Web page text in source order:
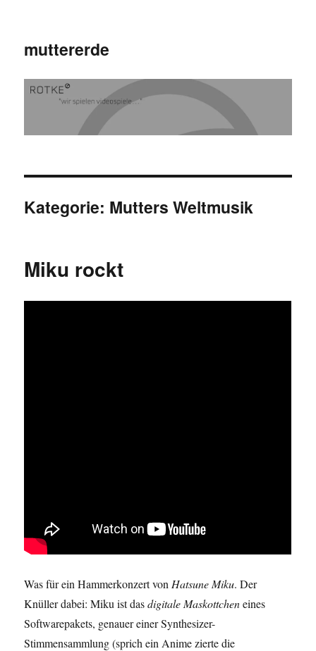
muttererde
Kategorie: Mutters Weltmusik
Miku rockt
Was für ein Hammerkonzert von Hatsune Miku. Der
Knüller dabei: Miku ist dasdigitale Maskottcheneines
Softwarepakets, genauer einer Synthesizer-
Stimmensammlung (sprich ein Anime zierte die